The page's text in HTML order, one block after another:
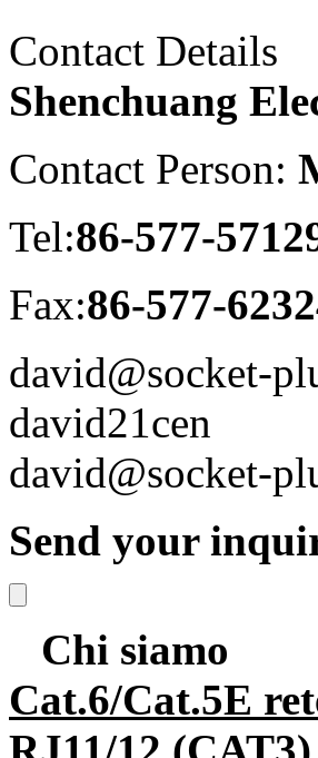
Contact Details
Shenchuang
Contact Person:
Tel:86-577-
Fax:86-577-
david@socket-
david21cen
david@socket-
Send your
Chi siamo
Cat.6/Cat.5E